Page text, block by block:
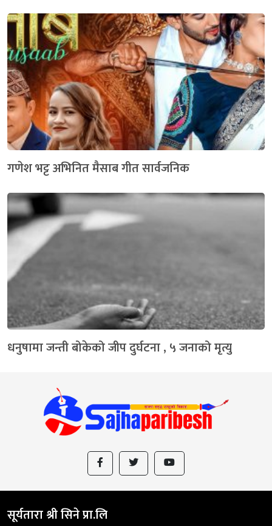
गणेश भट्ट अभिनित मैसाब गीत सार्वजनिक
धनुषामा जन्ती बोकेको जीप दुर्घटना , ५ जनाको मृत्यु
सूर्यतारा श्री सिने प्रा.लि